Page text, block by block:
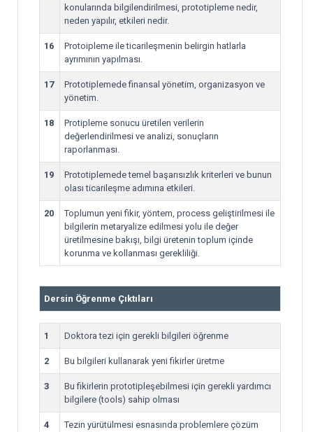
konularında bilgilendirilmesi, prototipleme nedir,
neden yapılır, etkileri nedir.
16
Protoipleme ile ticarileşmenin belirgin hatlarla
ayrımının yapılması.
17
Prototiplemede finansal yönetim, organizasyon ve
yönetim.
18
Protipleme sonucu üretilen verilerin
değerlendirilmesi ve analizi, sonuçların
raporlanması.
19
Prototiplemede temel başarısızlık kriterleri ve bunun
olası ticarileşme adımına etkileri.
20
Toplumun yeni fikir, yöntem, process geliştirilmesi ile
bilgilerin metaryalize edilmesi yolu ile değer
üretilmesine bakışı, bilgi üretenin toplum içinde
korunma ve kollanması gerekliliği.
Dersin Öğrenme Çıktıları
1 Doktora tezi için gerekli bilgileri öğrenme
2 Bu bilgileri kullanarak yeni fikirler üretme
3
Bu fikirlerin prototipleşebilmesi için gerekli yardımcı
bilgilere (tools) sahip olması
4
Tezin yürütülmesi esnasında problemlere çözüm